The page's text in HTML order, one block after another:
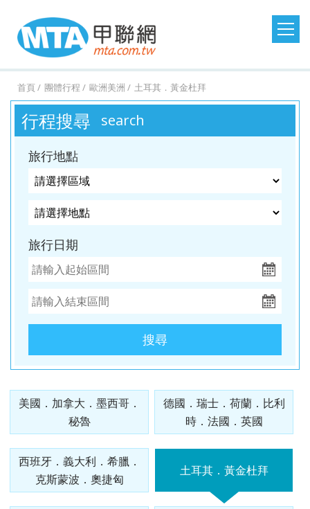
日本旅遊
桃園
出
沖繩
機加
酒．
六人
京阪
神．
立山
大阪
機加
機加
出
山陰
山
陽．
四國
秘境
出
北海
道．
破冰
船．
北海
道機
加酒
台中
出
北海
楓紅
北
國度
出
京阪
神．
立山
黑
部．
富士
出
四國
秘
境．
熊
本．
州．
韓國旅遊
桃園
出
首爾
釜山
台中
發．
濟州
高雄
首爾
【獨家
中釜玩
麗水】
【心動
釜山玩
麗水】
州鬥陣
玩星宇
帶您嗨
山搭星
宇】加
港澳大陸
台中
出
九寨
溝．
稻城
亞丁
張家
界．
桂
出
九寨
溝．
稻城
亞丁
出
雲
南．
昆大
麗．
貴州
桃園
出
張家
重
慶．
峽．
出
江
南．
黃
山．
江西
出
北
京．
貝加
爾湖
台中
出
峴
港．
富國
島．
峴
港．
富國
欣．
清邁
桃園
發．
島．
海盜
船
桃園
發．
島．
宿霧
高雄
出
發．
港．
小團
澳洲紐西蘭
澳
洲．
本
獎
【知南
行易】
魅力雙
梨+黃
金海岸
８日～
【知南
行易】
希爾頓
假期、
東澳全
覽９日
～入住
【知南
行易】
食在好
3.0、
東澳９
【知南
行易】
新一品
紐西蘭
１０天
～金旅
獎、南
北島、
【知南
行易】
東澳蒂
莉雪９
日～金
旅獎、
廚師帽
歐洲美洲
美
國．
大．
墨西
哥．
秘魯
士．
荷
蘭．
法
國．
英國
冰島
蘭．
尼
亞．
拉脫
維
亞．
立陶
宛
MSC
郵輪
郵輪】
探索星
號～石
垣島海
天２夜
（基隆
港出
郵輪】
探索星
號～那
霸、石
垣假期
４天３
夜（基
隆港出
【歐亞
玩家】
地中海
郵輪假
期榮耀
古島、
沖繩、
玩家】
2026
詩歌極
境星旅
～MSC
阿拉斯
加冰河
奇航１
１日（
玩家】
文明與
自然的
盛典・
東地中
海十六
湖１４
天
澎湖
旅遊
金門】
戰地三
日遊
（台中
） 華
信航空
台灣】
去馬祖
卡蹓、
暢遊
南、北
竿三日
( 台中
出發 )
【樂遊
金門】
山后民
俗文化
村、建
痛風海
鮮餐三
大小
金】金
門摩西
分海、
太武
山、豪
華全牛
宴三天
（台中
大小
金】金
門摩西
分海、
豪華全
牛宴四
日（
台中出
首頁 團體行程 歐洲美洲 土耳其．黃金杜拜
行程搜尋 search
旅行地點
旅行日期
美國．加拿大．墨西哥．
秘魯
德國．瑞士．荷蘭．比利
時．法國．英國
西班牙．義大利．希臘．
克斯蒙波．奧捷匈
土耳其．黃金杜拜